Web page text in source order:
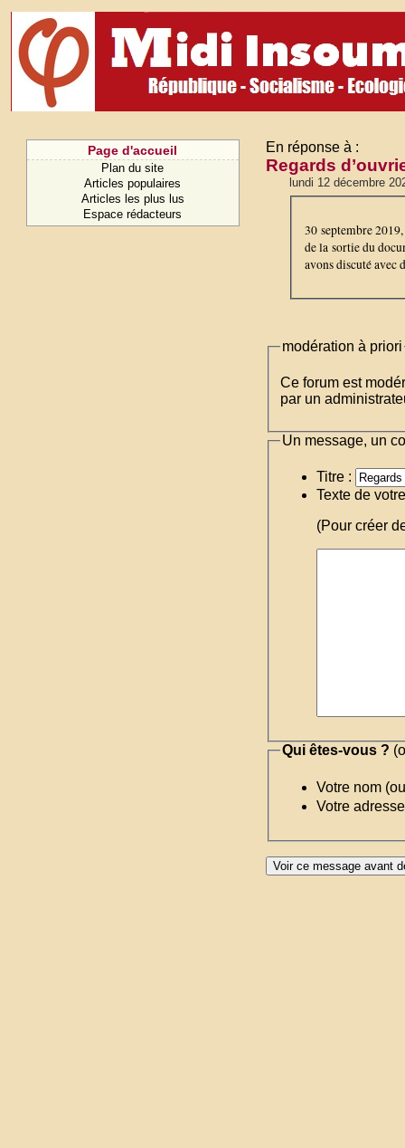
Page d'accueil
Plan du site
Articles populaires
Articles les plus lus
Espace rédacteurs
En réponse à :
Regards
lundi 12 décembre
30 septembre
de la sortie du
avons discuté avec
modération à priori
Ce forum est
par un
Un message, un
Titre :
Texte de
(Pour créer
Qui êtes-vous ?
Votre nom
Votre